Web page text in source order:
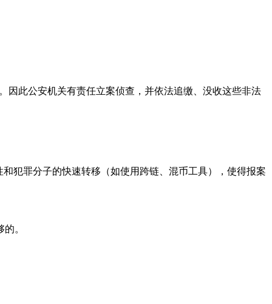
因此公安机关有责任立案侦查，并依法追缴、没收这些非法
犯罪分子的快速转移（如使用跨链、混币工具），使得报案
。